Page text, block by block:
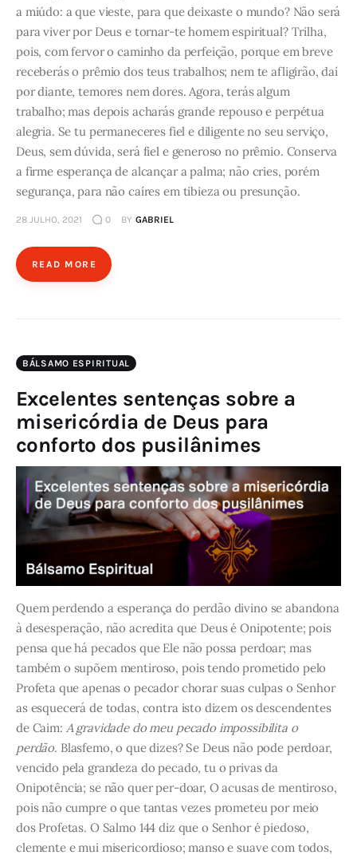
a miúdo: a que vieste, para que deixaste o mundo? Não será
para viver por Deus e tornar-te homem espiritual? Trilha,
pois, com fervor o caminho da perfeição, porque em breve
receberás o prêmio dos teus trabalhos; nem te afligirão, daí
por diante, temores nem dores. Agora, terás algum
trabalho; mas depois acharás grande repouso e perpétua
alegria. Se tu permaneceres fiel e diligente no seu serviço,
Deus, sem dúvida, será fiel e generoso no prêmio. Conserva
a firme esperança de alcançar a palma; não cries, porém
segurança, para não caíres em tibieza ou presunção.
28 JULHO, 2021 0 BY GABRIEL
READ MORE
BÁLSAMO ESPIRITUAL
Excelentes sentenças sobre a
misericórdia de Deus para
conforto dos pusilânimes
Quem perdendo a esperança do perdão divino se abandona
à desesperação, não acredita que Deus é Onipotente; pois
pensa que há pecados que Ele não possa perdoar; mas
também o supõem mentiroso, pois tendo prometido pelo
Profeta que apenas o pecador chorar suas culpas o Senhor
as esquecerá de todas, contra isto dizem os descendentes
de Caim: A gravidade do meu pecado impossibilita o
perdão. Blasfemo, o que dizes? Se Deus não pode perdoar,
vencido pela grandeza do pecado, tu o privas da
Onipotência; se não quer per-doar, O acusas de mentiroso,
pois não cumpre o que tantas vezes prometeu por meio
dos Profetas. O Salmo 144 diz que o Senhor é piedoso,
clemente e mui misericordioso; manso e suave com todos,